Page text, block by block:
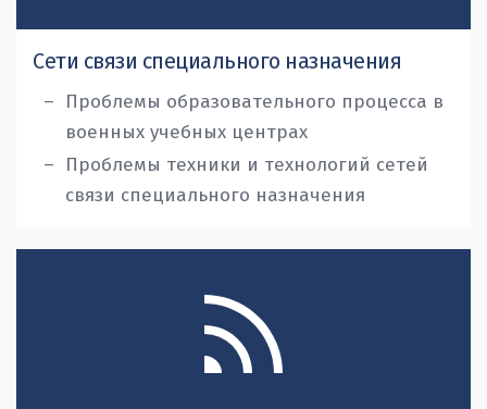
Сети связи специального назначения
Проблемы образовательного процесса в
военных учебных центрах
Проблемы техники и технологий сетей
связи специального назначения